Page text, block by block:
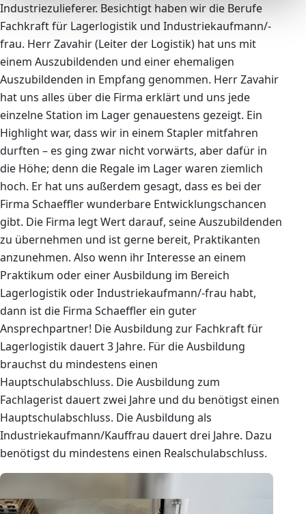
Industriezulieferer. Besichtigt haben wir die Berufe
Fachkraft für Lagerlogistik und Industriekaufmann/-
frau. Herr Zavahir (Leiter der Logistik) hat uns mit
einem Auszubildenden und einer ehemaligen
Auszubildenden in Empfang genommen. Herr Zavahir
hat uns alles über die Firma erklärt und uns jede
einzelne Station im Lager genauestens gezeigt. Ein
Highlight war, dass wir in einem Stapler mitfahren
durften – es ging zwar nicht vorwärts, aber dafür in
die Höhe; denn die Regale im Lager waren ziemlich
hoch. Er hat uns außerdem gesagt, dass es bei der
Firma Schaeffler wunderbare Entwicklungschancen
gibt. Die Firma legt Wert darauf, seine Auszubildenden
zu übernehmen und ist gerne bereit, Praktikanten
anzunehmen. Also wenn ihr Interesse an einem
Praktikum oder einer Ausbildung im Bereich
Lagerlogistik oder Industriekaufmann/-frau habt,
dann ist die Firma Schaeffler ein guter
Ansprechpartner! Die Ausbildung zur Fachkraft für
Lagerlogistik dauert 3 Jahre. Für die Ausbildung
brauchst du mindestens einen
Hauptschulabschluss. Die Ausbildung zum
Fachlagerist dauert zwei Jahre und du benötigst einen
Hauptschulabschluss. Die Ausbildung als
Industriekaufmann/Kauffrau dauert drei Jahre. Dazu
benötigst du mindestens einen Realschulabschluss.